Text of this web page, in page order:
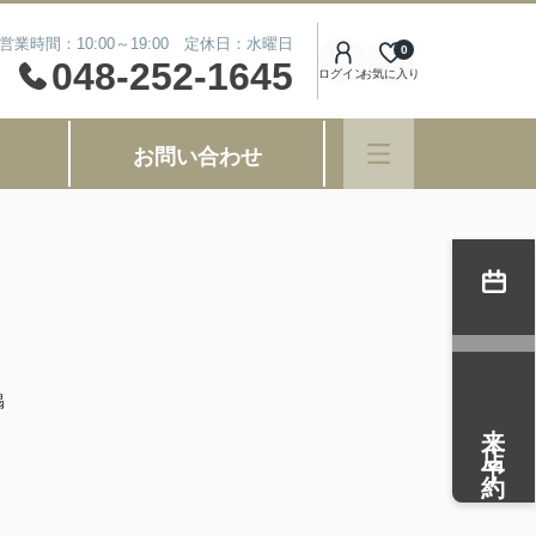
営業時間：10:00～19:00 定休日：水曜日
048-252-1645 ログインお気に入り
0
お問い合わせ
来店予約